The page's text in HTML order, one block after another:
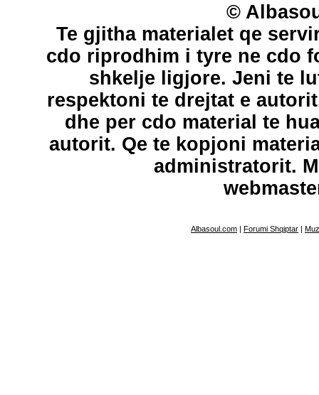
©
Te gjitha materialet qe
cdo riprodhim i tyre ne cdo
shkelje ligjore. Jeni te
respektoni te drejtat e
dhe per cdo material te
autorit. Qe te kopjoni
administratorit.
Albasoul.com | Forumi Shqiptar |